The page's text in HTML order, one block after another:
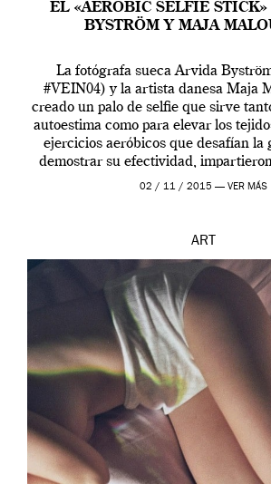
EL «AEROBIC SELFIE
BYSTRÖM Y MAJA
La fotógrafa sueca Arvida
#VEIN04) y la artista danesa Maja
creado un palo de selfie que sirve
autoestima como para elevar los
ejercicios aeróbicos que desafían la
demostrar su efectividad,
prueba en el Tate […]
02 / 11 / 2015 — VER MÁS
ART